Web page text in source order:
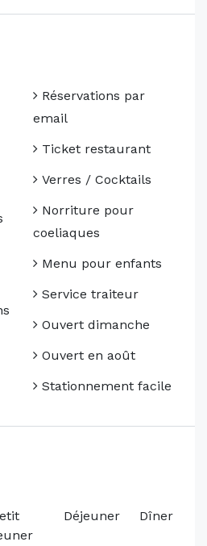
Réservations par
email
Ticket restaurant
Verres / Cocktails
Norriture pour
coeliaques
Menu pour enfants
Service traiteur
Ouvert dimanche
Ouvert en août
Stationnement facile
Déjeuner Dîner